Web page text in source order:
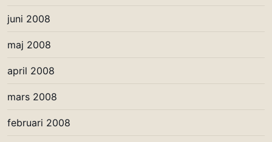
juni 2008
maj 2008
april 2008
mars 2008
februari 2008